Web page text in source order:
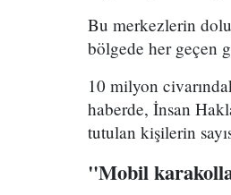
Bu merkezlerin
bölgede her geçen
10 milyon
haberde, İnsan
tutulan kişilerin
"Mobil